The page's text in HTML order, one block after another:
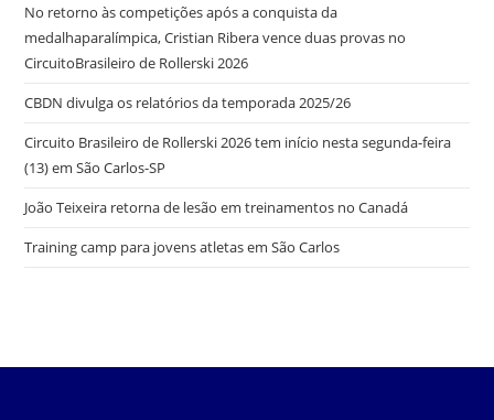
No retorno às competições após a conquista da
medalhaparalímpica, Cristian Ribera vence duas provas no
CircuitoBrasileiro de Rollerski 2026
CBDN divulga os relatórios da temporada 2025/26
Circuito Brasileiro de Rollerski 2026 tem início nesta segunda-feira
(13) em São Carlos-SP
João Teixeira retorna de lesão em treinamentos no Canadá
Training camp para jovens atletas em São Carlos